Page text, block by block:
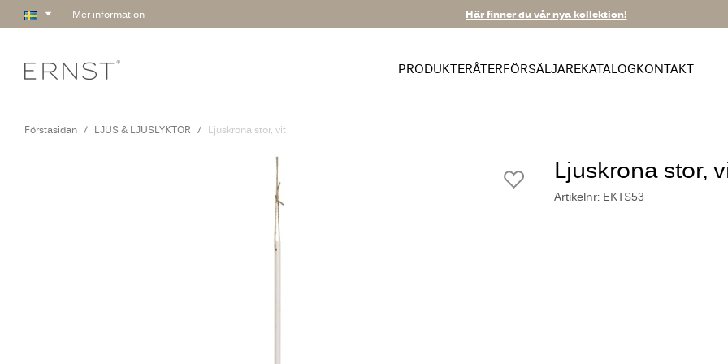
Mer information Här finner du vår nya kollektion!
PRODUKTERÅTERFÖRSÄLJAREKATALOGKONTAKT
Förstasidan LJUS & LJUSLYKTOR Ljuskrona stor, vit
Ljuskrona stor,
Artikelnr: EKTS53